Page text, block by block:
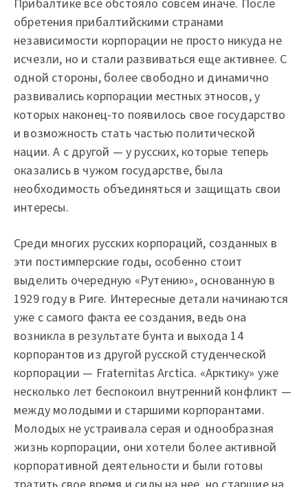
Прибалтике все обстояло совсем иначе. После
обретения прибалтийскими странами
независимости корпорации не просто никуда не
исчезли, но и стали развиваться еще активнее. С
одной стороны, более свободно и динамично
развивались корпорации местных этносов, у
которых наконец-то появилось свое государство
и возможность стать частью политической
нации. А с другой — у русских, которые теперь
оказались в чужом государстве, была
необходимость объединяться и защищать свои
интересы.
Среди многих русских корпораций, созданных в
эти постимперские годы, особенно стоит
выделить очередную «Рутению», основанную в
1929 году в Риге. Интересные детали начинаются
уже с самого факта ее создания, ведь она
возникла в результате бунта и выхода 14
корпорантов из другой русской студенческой
корпорации — Frаtеrnitаs Аrсtiса. «Арктику» уже
несколько лет беспокоил внутренний конфликт —
между молодыми и старшими корпорантами.
Молодых не устраивала серая и однообразная
жизнь корпорации, они хотели более активной
корпоративной деятельности и были готовы